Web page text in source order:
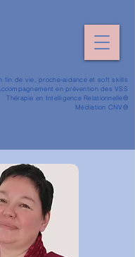
fin de vie, proche-aidance et soft skills
en prévention des VSS
Thérapie en Intelligence Relationnelle®
Médiation CNV®